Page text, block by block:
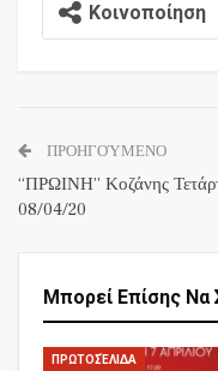
Κοινοποίηση
ΠΡΟΗΓΟΎΜΕΝΟ
“ΠΡΩΙΝΗ” Κοζάνης
08/04/20
Μπορεί Επίσης Να
ΠΡΩΤΟΣΈΛΙΔΑ